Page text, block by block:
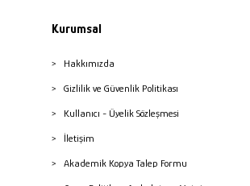
Kurumsal
Hakkımızda
Gizlilik ve Güvenlik Politikası
Kullanıcı - Üyelik Sözleşmesi
İletişim
Akademik Kopya Talep Formu